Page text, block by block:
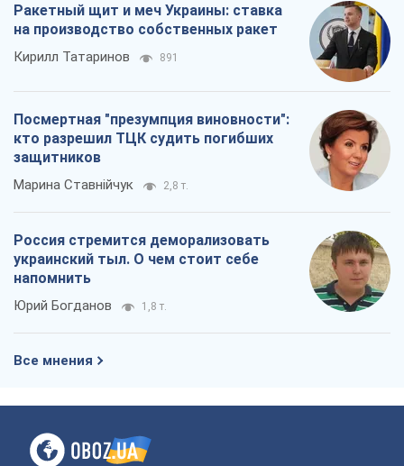
Ракетный щит и меч Украины: ставка
на производство собственных ракет
Кирилл Татаринов 891
Посмертная "презумпция виновности":
кто разрешил ТЦК судить погибших
защитников
Марина Ставнійчук 2,8 т.
Россия стремится деморализовать
украинский тыл. О чем стоит себе
напомнить
Юрий Богданов 1,8 т.
Все мнения